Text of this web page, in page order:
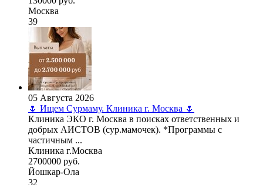
Москва
39
05 Августа 2026
🌷 Ищем Сурмаму. Клиника г. Москва 🌷
Клиника ЭКО г. Москва в поисках ответственных и
добрых АИСТОВ (сур.мамочек). *Программы с
частичным ...
Клиника г.Москва
2700000 руб.
Йошкар-Ола
32